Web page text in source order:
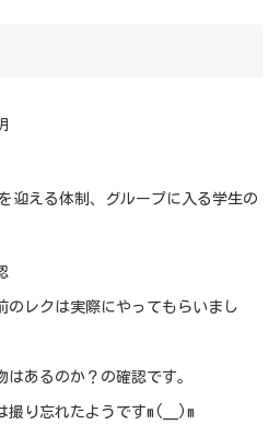
迎える体制、グループに入る学生の
のレクは実際にやってもらいまし
あるのか？の確認です。
撮り忘れたようですm(__)m